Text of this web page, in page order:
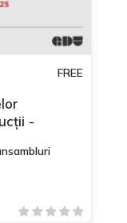
FREE
-